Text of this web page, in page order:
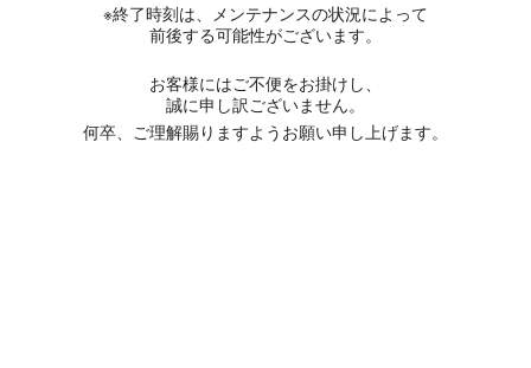
※終了時刻は、メンテナンスの状況によって
前後する可能性がございます。
お客様にはご不便をお掛けし、
誠に申し訳ございません。
何卒、ご理解賜りますようお願い申し上げます。